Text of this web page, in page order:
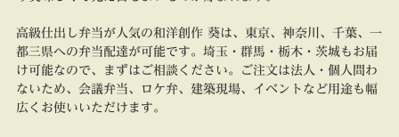
高級仕出し弁当が人気の和洋創作 葵は、東京、神奈川、千葉、一
都三県への弁当配達が可能です。埼玉・群馬・栃木・茨城もお届
け可能なので、まずはご相談ください。ご注文は法人・個人問わ
ないため、会議弁当、ロケ弁、建築現場、イベントなど用途も幅
広くお使いいただけます。